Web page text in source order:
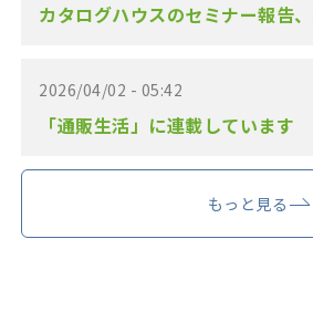
カタログハウスのセミナー報告
2026/04/02 - 05:42
「通販生活」に連載しています
もっと見る